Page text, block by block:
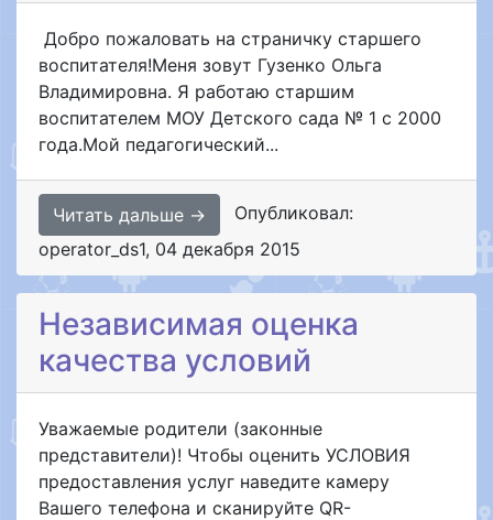
Добро пожаловать на страничку старшего
воспитателя!Меня зовут Гузенко Ольга
Владимировна. Я работаю старшим
воспитателем МОУ Детского сада № 1 с 2000
года.Мой педагогический...
Читать дальше →
Опубликовал:
operator_ds1, 04 декабря 2015
Независимая оценка
качества условий
Уважаемые родители (законные
представители)! Чтобы оценить УСЛОВИЯ
предоставления услуг наведите камеру
Вашего телефона и сканируйте QR-